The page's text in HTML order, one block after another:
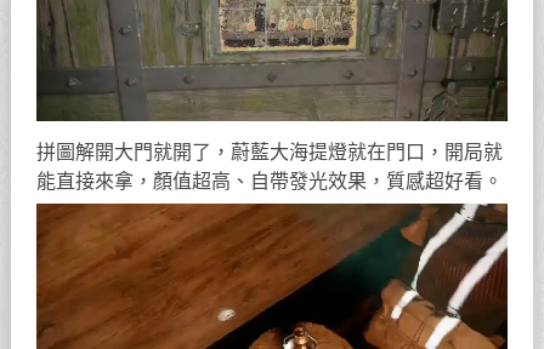
拼圖解開大門就開了，蔚藍大海提燈就在門口，開局就
能直接來拿，顏值超高、自帶發光效果，質感超好看。